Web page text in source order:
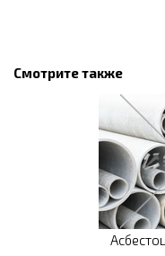
Смотрите также